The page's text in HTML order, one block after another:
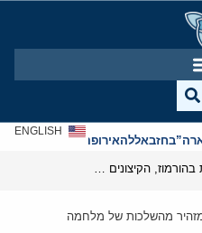
חזבאללהאירופהאנטישמיות
ENGLISH
מהשלכות של מלחמה